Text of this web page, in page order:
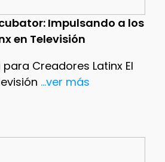
Impulsando a los
en Televisión
Creadores Latinx El
...ver más